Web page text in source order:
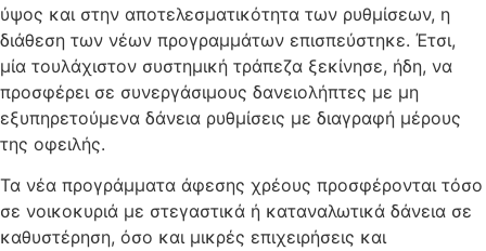
ύψος και στην αποτελεσματικότητα των ρυθμίσεων, η
διάθεση των νέων προγραμμάτων επισπεύστηκε. Έτσι,
μία τουλάχιστον συστημική τράπεζα ξεκίνησε, ήδη, να
προσφέρει σε συνεργάσιμους δανειολήπτες με μη
εξυπηρετούμενα δάνεια ρυθμίσεις με διαγραφή μέρους
της οφειλής.
Τα νέα προγράμματα άφεσης χρέους προσφέρονται τόσο
σε νοικοκυριά με στεγαστικά ή καταναλωτικά δάνεια σε
καθυστέρηση, όσο και μικρές επιχειρήσεις και